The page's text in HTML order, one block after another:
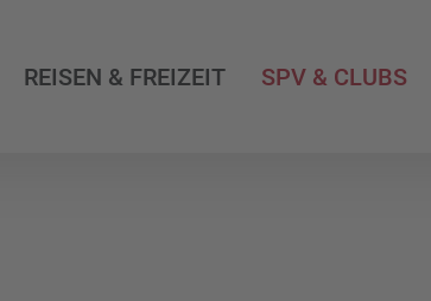
REISEN & FREIZEIT SPV & CLUBS